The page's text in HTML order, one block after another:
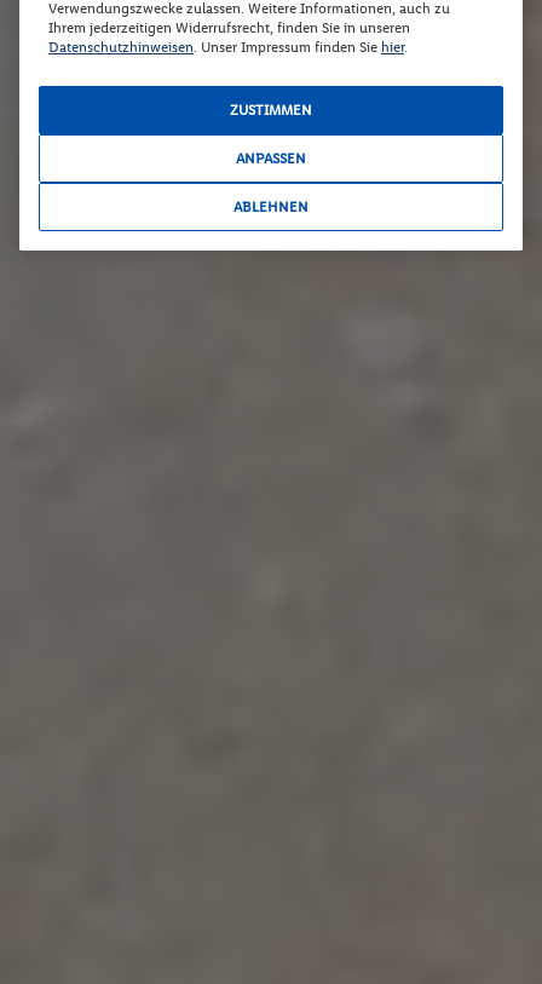
Verwendungszwecke zulassen. Weitere Informationen, auch zu
Ihrem jederzeitigen Widerrufsrecht, finden Sie in unseren
Datenschutzhinweisen. Unser Impressum finden Sie hier.
ZUSTIMMEN
ANPASSEN
ABLEHNEN